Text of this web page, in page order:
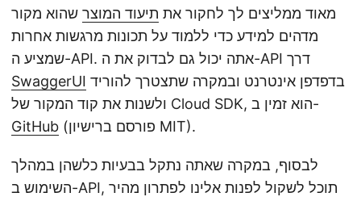
מאוד ממליצים לך לחקור את תיעוד המוצר שהוא מקור
מדהים למידע כדי ללמוד על תכונות מרגשות אחרות
שמציע ה-API. אתה יכול גם לבדוק את ה-API דרך
SwaggerUI
ולשנות את קוד המקור של Cloud SDK, הוא זמין ב-
GitHub
(פורסם ברישיון MIT).
לבסוף, במקרה שאתה נתקל בבעיות כלשהן במהלך
השימוש ב-API, תוכל לשקול לפנות אלינו לפתרון מהיר